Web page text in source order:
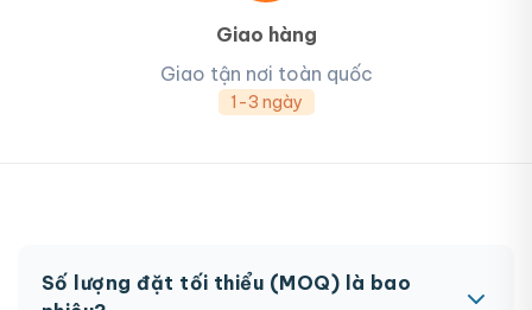
Giao hàng
Giao tận nơi toàn quốc
1-3 ngày
Số lượng đặt tối thiểu (MOQ) là bao